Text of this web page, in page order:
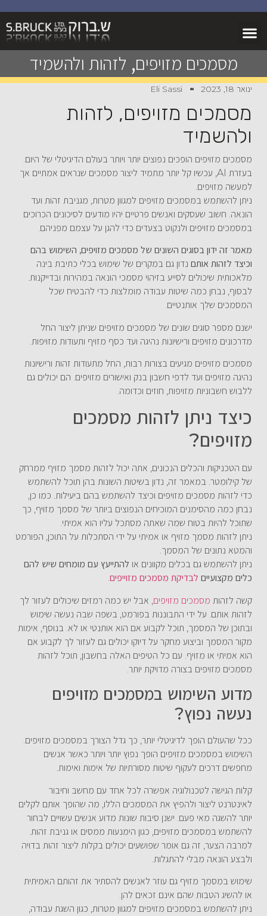
מסמכים מזויפים, לזהות ולהשמיד
ינואר 18, 2023 Eli Sassi
מסמכים מזויפים, לזהות
ולהשמיד
מסמכים מזויפים הופכים נפוצים יותר ויותר בעולם הדיגיטלי של היום.
בעזרת AI, עכשיו קל יותר מתמיד ליצור מסמכים שנראים אמתיים אך
למעשה מזויפים.
ניתן להשתמש במסמכים מזויפים למגוון מטרות, מגניבת זהות ועד
הונאה. חשוב שעסקים ואנשים פרטיים יהיו מודעים לסיכונים הכרוכים
במסמכים מזויפים ולנקוט בצעדים כדי להגן על עצמם מפניהם.
מאמר זה ידון בסוגים השונים של מסמכים מזויפים, השימוש בהם
וכיצד לזהות אותם נדון גם במקרים של שימוש בכלי כתיבת בינה
מלאכותית שיכולים לסייע בזיהוי מסמכי הונאה במהירות ובדייקנות.
לבסוף, נבחן כמה שיטות עבודה מומלצות כדי להבטיח שכל
המסמכים שלך אותנטיים.
ישנם מספר סוגים שונים של מסמכים מזויפים שניתן ליצור החל
מדרכונים מזויפים ורישיונות נהיגה ועד כסף מזויף ותעודות מזויפות.
מסמכים מזויפים מגיעים בצורות רבות, החל מתעודות זהות ורישיונות
נהיגה מזויפים ועד לדפי חשבון בנק ואישורים מזויפים. הם יכולים גם
ללבוש חשבוניות מזויפות, חוזים וכדומה.
כיצד ניתן לזהות מסמכים
מזויפים?
עם הטכניקות והכלים הנכונים, אתה יכול לזהות מסמך מזויף ממרחק
של קילומטר. במאמר זה, נדון בשיטות השונות בהן תוכל להשתמש
כדי לזהות מסמכים מזויפים וכיצד להשתמש בהם ביעילות. כמו כן,
נבחן כמה מהסימנים המוכיחים הנפוצים ביותר של מסמך מזויף, כך
שתוכל להיות בטוח שמה שאתה מסתכל עליו הוא אמיתי.
ניתן לזהות מסמך מזויף או אמיתי על ידי הסתכלות על התוכן, הפורמט
והמטא נתונים של המסמך.
ניתן להשתמש גם בכלים מקוונים או להתייעץ עם מומחים שיש להם
כלים מקצועיים לבדיקת מסמכים מזוייפים.
קשה לזהות מסמכים מזויפים, אבל יש כמה רמזים שיכולים לעזור לך
לזהות אותם. על ידי התבוננות בפורמט, בשפה שבה נעשה שימוש
ובתוכן של המסמך, תוכל לקבוע אם הוא אותנטי או לא. בנוסף, אימות
מקור המסמך וביצוע מחקר על דיוקו יכולים גם לעזור לך לקבוע אם
הוא אמיתי או מזויף. עם כל הטיפים האלה בחשבון, תוכל לזהות
מסמכים מזויפים בצורה מדויקת יותר.
מדוע השימוש במסמכים מזויפים
נעשה נפוץ?
ככל שהעולם הופך לדיגיטלי יותר, כך גדל הצורך במסמכים מזויפים.
השימוש במסמכים מזויפים הופך נפוץ יותר ויותר כאשר אנשים
מחפשים דרכים לעקוף שיטות מסורתיות של אימות ואימות.
קלות הגישה לטכנולוגיה אפשרה לכל אחד עם מחשב וחיבור
לאינטרנט ליצור ולהפיץ את המסמכים הללו, מה שהופך אותם לקלים
יותר להשגה מאי פעם. ישנן סיבות שונות מדוע אנשים עשויים לבחור
להשתמש במסמכים מזויפים, כגון הימנעות ממסים או גניבת זהות.
למרבה הצער, זה גם אומר שפושעים יכולים בקלות ליצור זהות בדויה
ולבצע הונאה מבלי להתגלות.
שימוש במסמך מזויף גם עוזר לאנשים להסתיר את זהותם האמיתית
או להשיג הטבות שהם אינם זכאים להן.
ניתן להשתמש במסמכים מזויפים למגוון מטרות, כגון השגת עבודה,